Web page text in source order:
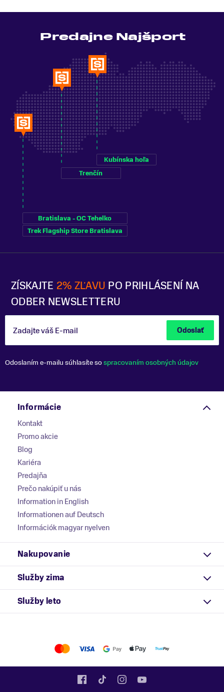
ZÍSKAJTE 2% ZĽAVU PO PRIHLÁSENÍ NA
ODBER NEWSLETTERU
Zadajte váš E-mail Odoslať
Odoslaním e-mailu súhlasíte sospracovaním osobných údajov
Predajne Najšport
Bratislava - OC Tehelko
Trek Flagship Store Bratislava
Trenčín
Kubínska hoľa
Informácie
Kontakt
Promo akcie
Blog
Kariéra
Predajňa
Prečo nakúpiť u nás
Information in English
Informationen auf Deutsch
Információk magyar nyelven
Nakupovanie
Služby zima
Služby leto